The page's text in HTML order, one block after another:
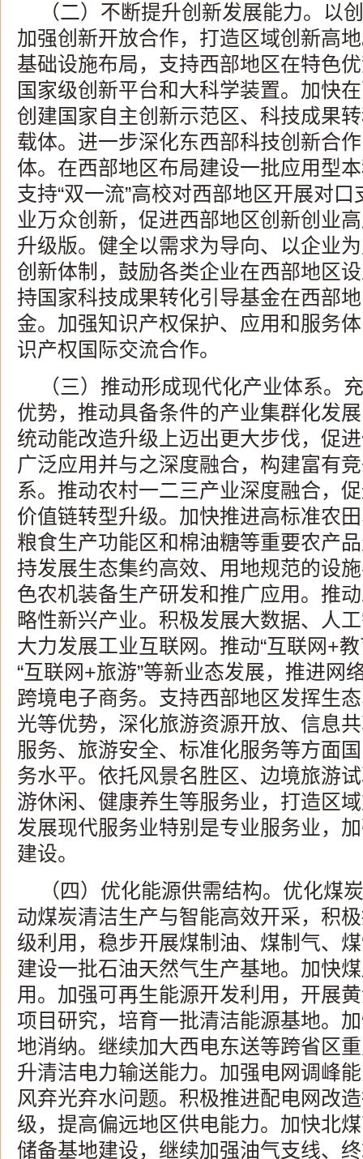
（二）不断提升创新发展能力。以
加强创新开放合作，打造区域创新高
基础设施布局，支持西部地区在特色
国家级创新平台和大科学装置。加快
创建国家自主创新示范区、科技成果
载体。进一步深化东西部科技创新合
体。在西部地区布局建设一批应用型
支持“双一流”高校对西部地区开展对
业万众创新，促进西部地区创新创业
升级版。健全以需求为导向、以企业
创新体制，鼓励各类企业在西部地区
持国家科技成果转化引导基金在西部
金。加强知识产权保护、应用和服务
识产权国际交流合作。
（三）推动形成现代化产业体系。
优势，推动具备条件的产业集群化发
统动能改造升级上迈出更大步伐，促
广泛应用并与之深度融合，构建富有
系。推动农村一二三产业深度融合，
价值链转型升级。加快推进高标准农
粮食生产功能区和棉油糖等重要农产
持发展生态集约高效、用地规范的设
色农机装备生产研发和推广应用。推
略性新兴产业。积极发展大数据、人
大力发展工业互联网。推动“互联网+教
“互联网+旅游”等新业态发展，推进网
跨境电子商务。支持西部地区发挥生
光等优势，深化旅游资源开放、信息
服务、旅游安全、标准化服务等方面
务水平。依托风景名胜区、边境旅游
游休闲、健康养生等服务业，打造区
发展现代服务业特别是专业服务业，
建设。
（四）优化能源供需结构。优化煤
动煤炭清洁生产与智能高效开采，积
级利用，稳步开展煤制油、煤制气、
建设一批石油天然气生产基地。加快
用。加强可再生能源开发利用，开展
项目研究，培育一批清洁能源基地。
地消纳。继续加大西电东送等跨省区
升清洁电力输送能力。加强电网调峰
风弃光弃水问题。积极推进配电网改
级，提高偏远地区供电能力。加快北
储备基地建设，继续加强油气支线、